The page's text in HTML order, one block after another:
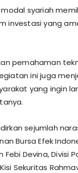
syariah
investasi yang
pemahaman
ini juga
yang ingin
sejumlah
Bursa Efek
Devina, Divisi
Sekuritas